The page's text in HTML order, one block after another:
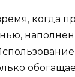
когда